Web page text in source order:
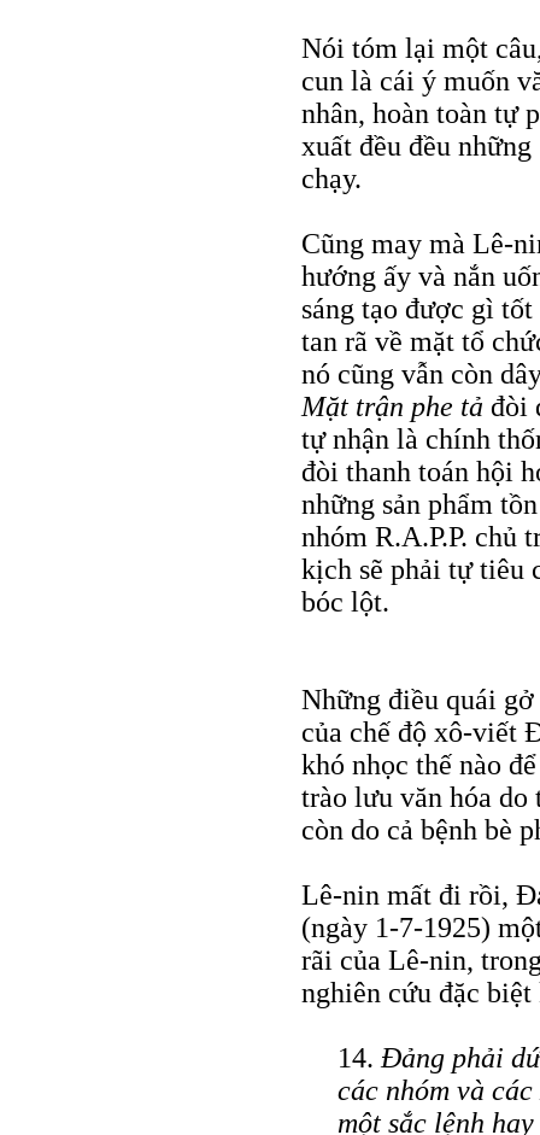
Nói tóm lại một
cun là cái ý muốn
nhân, hoàn toàn tự
xuất đều đều
chạy.
Cũng may mà Lê-
hướng ấy và nắn
sáng tạo được gì
tan rã về mặt tổ
nó cũng vẫn còn
Mặt trận phe tả đòi
tự nhận là chính
đòi thanh toán hội
những sản phẩm
nhóm R.A.P.P. chủ
kịch sẽ phải tự tiêu
bóc lột.
Những điều quái
của chế độ xô-viết
khó nhọc thế nào
trào lưu văn hóa
còn do cả bệnh bè
Lê-nin mất đi rồi,
(ngày 1-7-1925)
rãi của Lê-nin,
nghiên cứu đặc
14. Đảng phải
các nhóm và
một sắc lệnh